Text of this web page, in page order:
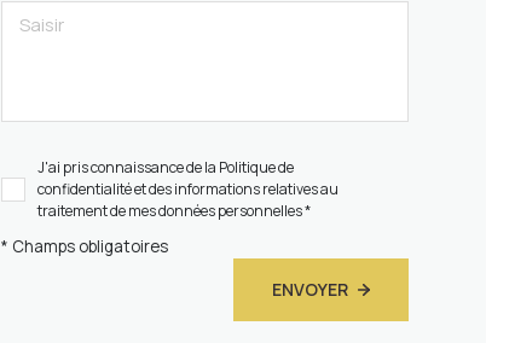
J'ai pris connaissance de la Politique de
confidentialité et des informations relatives au
traitement de mes données personnelles *
* Champs obligatoires
ENVOYER